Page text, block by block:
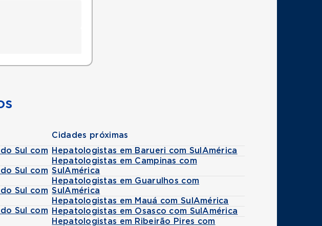
Sul com
Sul com
Sul com
Sul com
Cidades próximas
Hepatologistas em Barueri com SulAmérica
Hepatologistas em Campinas com
SulAmérica
Hepatologistas em Guarulhos com
SulAmérica
Hepatologistas em Mauá com SulAmérica
Hepatologistas em Osasco com SulAmérica
Hepatologistas em Ribeirão Pires com